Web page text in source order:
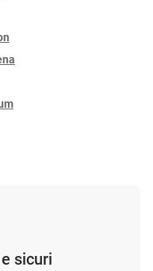
sicuri